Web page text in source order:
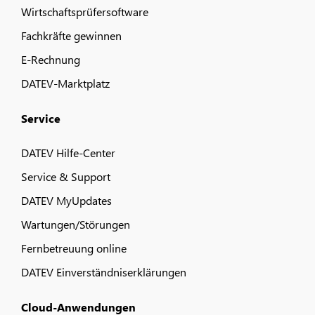
Wirtschaftsprüfersoftware
Fachkräfte gewinnen
E-Rechnung
DATEV-Marktplatz
Service
DATEV Hilfe-Center
Service & Support
DATEV MyUpdates
Wartungen/Störungen
Fernbetreuung online
DATEV Einverständniserklärungen
Cloud-Anwendungen